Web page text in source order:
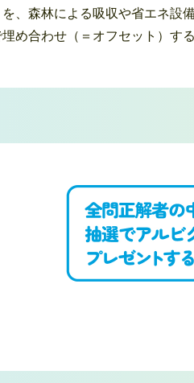
、森林による吸収や省エネ設
め合わせ（＝オフセット）す